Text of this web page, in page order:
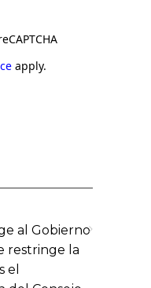
apply.
al Gobierno
restringe la
el